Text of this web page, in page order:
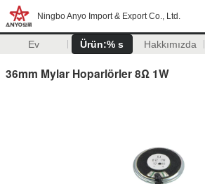
Ningbo Anyo Import & Export Co., Ltd.
Ev Ürün:% s Hakkımızda
36mm Mylar Hoparlörler 8Ω 1W